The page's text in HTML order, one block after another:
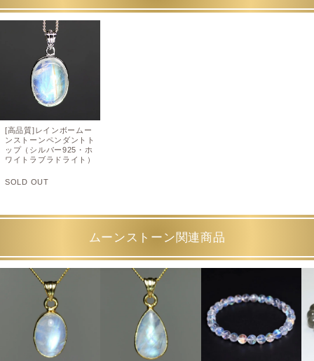
[高品質]レインボームー
ンストーンペンダントト
ップ（シルバー925・ホ
ワイトラブラドライト）
SOLD OUT
ムーンストーン関連商品